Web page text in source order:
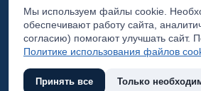
ИНФОРМАЦИЯ
Законодательная карта
Карта сайта
Мы используем файлы cookie.
обеспечивают работу сайта,
согласию) помогают улучшать сайт.
Политике использования файлов
Принять все Только